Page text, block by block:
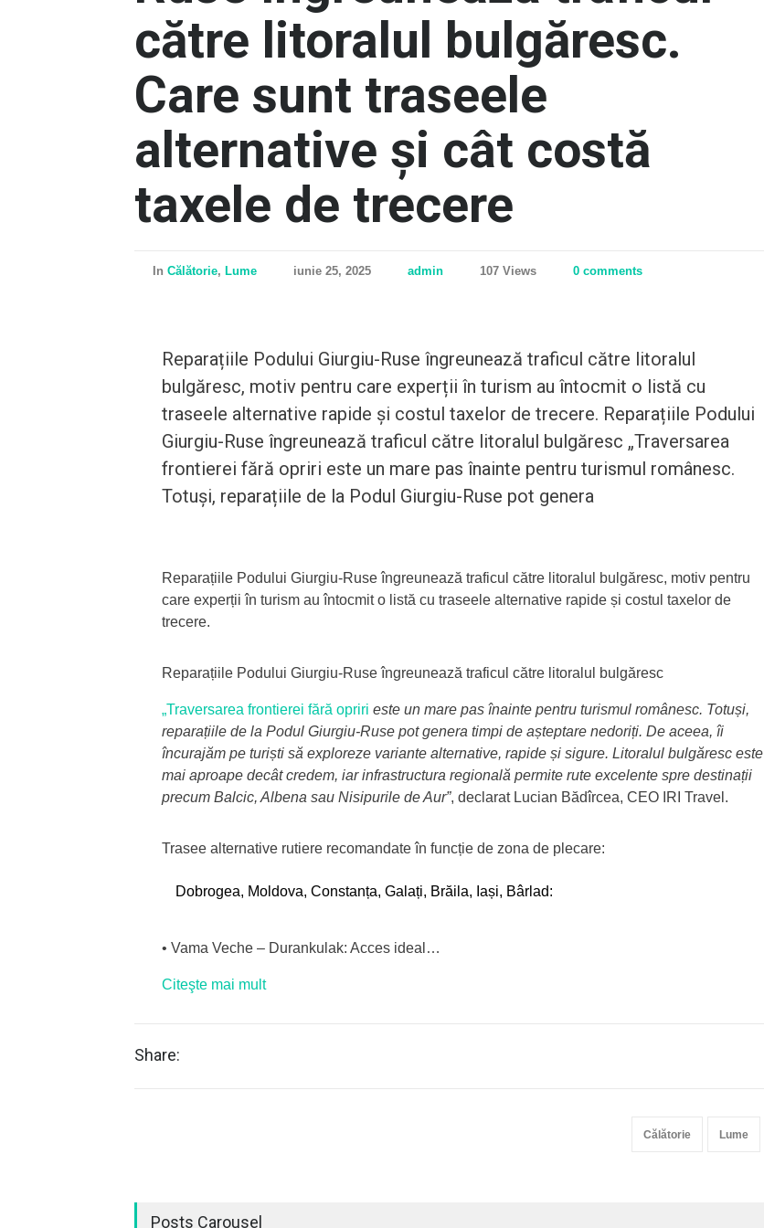
către litoralul bulgăresc.
Care sunt traseele
alternative și cât costă
taxele de trecere
In Călătorie, Lume iunie 25, 2025 admin 107 Views 0 comments
Reparațiile Podului Giurgiu-Ruse îngreunează traficul către litoralul
bulgăresc, motiv pentru care experții în turism au întocmit o listă cu
traseele alternative rapide și costul taxelor de trecere. Reparațiile Podului
Giurgiu-Ruse îngreunează traficul către litoralul bulgăresc „Traversarea
frontierei fără opriri este un mare pas înainte pentru turismul românesc.
Totuși, reparațiile de la Podul Giurgiu-Ruse pot genera
Reparațiile Podului Giurgiu-Ruse îngreunează traficul către litoralul bulgăresc, motiv pentru
care experții în turism au întocmit o listă cu traseele alternative rapide și costul taxelor de
trecere.
Reparațiile Podului Giurgiu-Ruse îngreunează traficul către litoralul bulgăresc
„Traversarea frontierei fără opriri este un mare pas înainte pentru turismul românesc. Totuși,
reparațiile de la Podul Giurgiu-Ruse pot genera timpi de așteptare nedoriți. De aceea, îi
încurajăm pe turiști să exploreze variante alternative, rapide și sigure. Litoralul bulgăresc este
mai aproape decât credem, iar infrastructura regională permite rute excelente spre destinații
precum Balcic, Albena sau Nisipurile de Aur”, declarat Lucian Bădîrcea, CEO IRI Travel.
Trasee alternative rutiere recomandate în funcție de zona de plecare:
Dobrogea, Moldova, Constanța, Galați, Brăila, Iași, Bârlad:
• Vama Veche – Durankulak: Acces ideal…
Citeşte mai mult
Share:
Călătorie Lume
Posts Carousel